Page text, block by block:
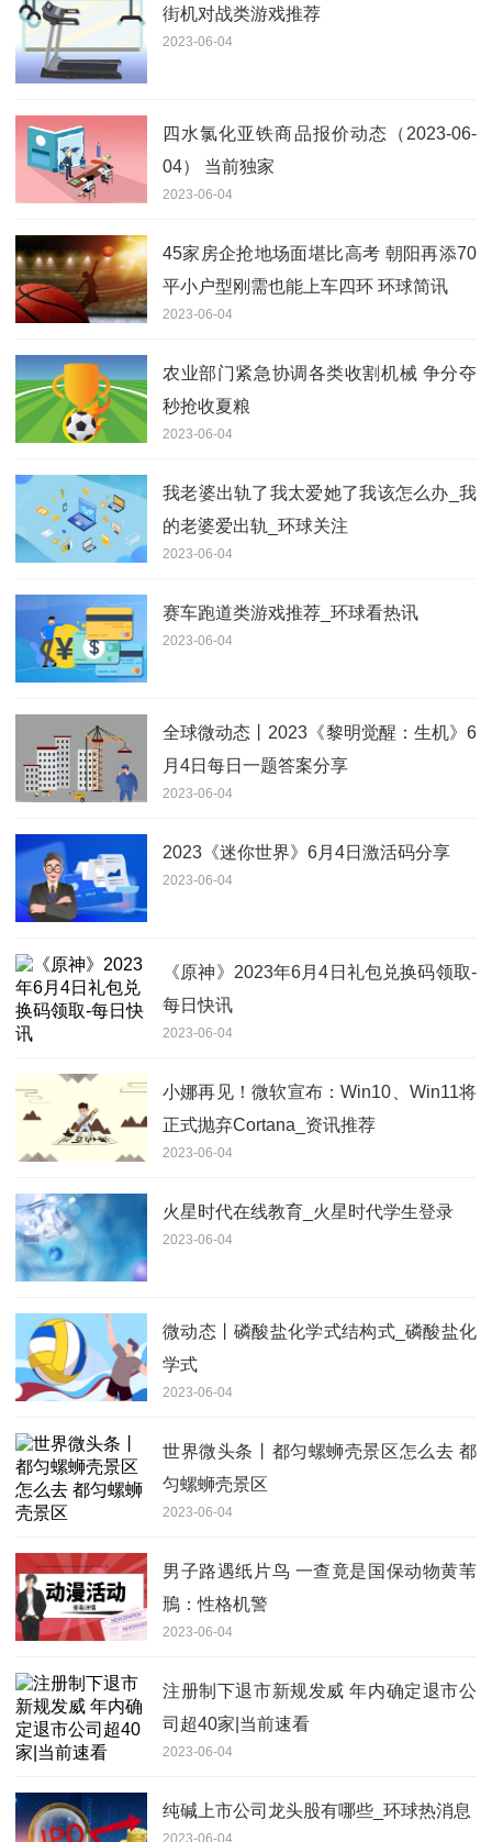
街机对战类游戏推荐
2023-06-04
四水氯化亚铁商品报价动态（2023-06-
04） 当前独家
2023-06-04
45家房企抢地场面堪比高考 朝阳再添70
平小户型刚需也能上车四环 环球简讯
2023-06-04
农业部门紧急协调各类收割机械 争分夺
秒抢收夏粮
2023-06-04
我老婆出轨了我太爱她了我该怎么办_我
的老婆爱出轨_环球关注
2023-06-04
赛车跑道类游戏推荐_环球看热讯
2023-06-04
全球微动态丨2023《黎明觉醒：生机》6
月4日每日一题答案分享
2023-06-04
2023《迷你世界》6月4日激活码分享
2023-06-04
《原神》2023年6月4日礼包兑换码领取-
每日快讯
2023-06-04
小娜再见！微软宣布：Win10、Win11将
正式抛弃Cortana_资讯推荐
2023-06-04
火星时代在线教育_火星时代学生登录
2023-06-04
微动态丨磷酸盐化学式结构式_磷酸盐化
学式
2023-06-04
世界微头条丨都匀螺蛳壳景区怎么去 都
匀螺蛳壳景区
2023-06-04
男子路遇纸片鸟 一查竟是国保动物黄苇
鳽：性格机警
2023-06-04
注册制下退市新规发威 年内确定退市公
司超40家|当前速看
2023-06-04
纯碱上市公司龙头股有哪些_环球热消息
2023-06-04